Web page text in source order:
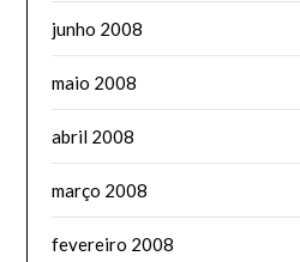
junho 2008
maio 2008
abril 2008
março 2008
fevereiro 2008